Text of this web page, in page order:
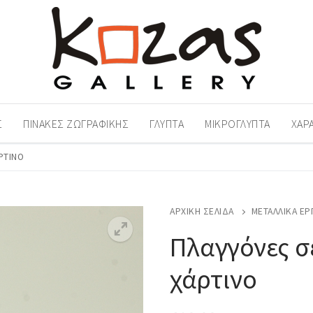
ΠΊΝΑΚΕΣ ΖΩΓΡΑΦΙΚΉΣ ΓΛΥΠΤΆ ΜΙΚΡΟΓΛΥΠΤΆ
ΑΡΧΙΚΉ ΣΕΛΊΔΑ ΜΕΤΑΛΛΙΚΆ
Πλαγγόνες
χάρτινο